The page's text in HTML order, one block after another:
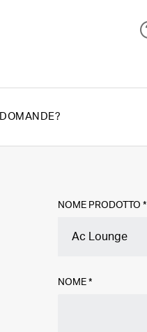
DOMANDE?
NOME PRODOTTO *
NOME *